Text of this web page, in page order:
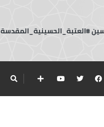
#العتبة_الحسينية_المقدسة